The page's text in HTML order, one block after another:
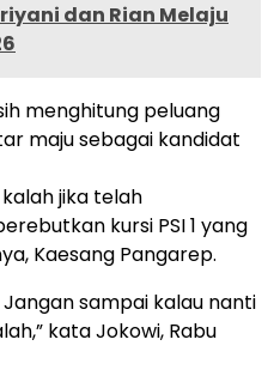
dan Rian Melaju
menghitung peluang
maju sebagai kandidat
jika telah
kursi PSI 1 yang
Kaesang Pangarep.
Jangan sampai kalau nanti
kata Jokowi, Rabu